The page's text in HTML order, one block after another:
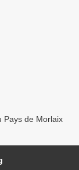
Pays de Morlaix